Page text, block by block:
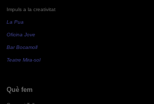
Impuls a la creativitat
La Pua
Oficina Jove
Bar Bocamoll
Teatre Mira-sol
Què fem